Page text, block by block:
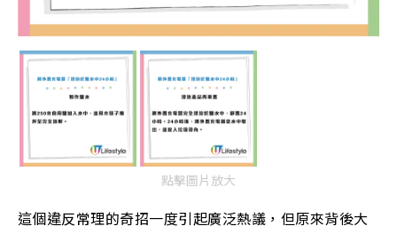
點擊圖片放大
這個違反常理的奇招一度引起廣泛熱議，但原來背後大